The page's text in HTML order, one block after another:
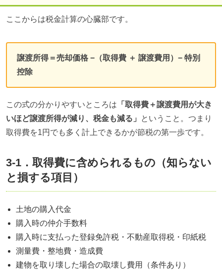
ここからは税金計算の心臓部です。
譲渡所得＝売却価格 −（取得費 ＋ 譲渡費用）− 特別
控除
この式の分かりやすいところは 「取得費＋譲渡費用が大き
いほど譲渡所得が減り、税金も減る」
ということ。つまり
取得費を1円でも多く計上できるかが節税の第一歩です。
3-1．取得費に含められるもの（知らない
と損する項目）
土地の購入代金
購入時の仲介手数料
購入時に支払った登録免許税・不動産取得税・印紙税
測量費・整地費・造成費
建物を取り壊した場合の取壊し費用（条件あり）